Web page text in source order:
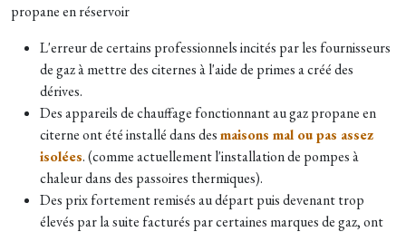
propane en réservoir
L'erreur de certains professionnels incités par les fournisseurs
de gaz à mettre des citernes à l'aide de primes a créé des
dérives.
Des appareils de chauffage fonctionnant au gaz propane en
citerne ont été installé dans desmaisons mal ou pas assez
isolées. (comme actuellement l'installation de pompes à
chaleur dans des passoires thermiques).
Des prix fortement remisés au départ puis devenant trop
élevés par la suite facturés par certaines marques de gaz, ont